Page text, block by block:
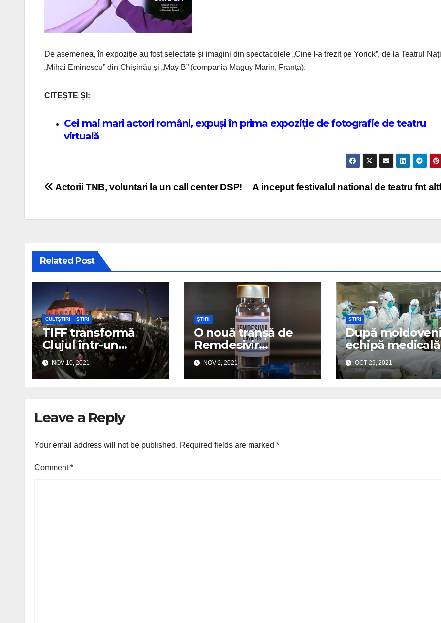
De asemenea, în expoziție au fost selectate și imagini din spectacolele „Cine l-a trezit pe Yorick”, de la Teatrul
„Mihai Eminescu” din Chișinău și „May B” (compania Maguy Marin, Franța).
CITEȘTE ȘI:
Cei mai mari actori români, expuși în prima expoziție de fotografie de teatru
virtuală
Post navigation A inceput festivalul national de teatru fnt
Actorii TNB, voluntari la un call center DSP!
Related Post
CULTȘTIRI ȘTIRI
TIFF transformă
Clujul într-un
„UNESCO City of
Film”
NOV 10, 2021
ȘTIRI
O nouă tranșă de
Remdesivir
distribuită spitalelor
Covid-19
NOV 2, 2021
ȘTIRI
După
echipă medicală
daneză sprijină
spital românesc
OCT 29, 2021
Leave a Reply
Your email address will not be published. Required fields are marked *
Comment*